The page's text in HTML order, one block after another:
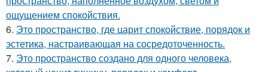
ощущением спокойствия.
6. Это пространство, где царит спокойствие, порядок и
эстетика, настраивающая на сосредоточенность.
7. Это пространство создано для одного человека,